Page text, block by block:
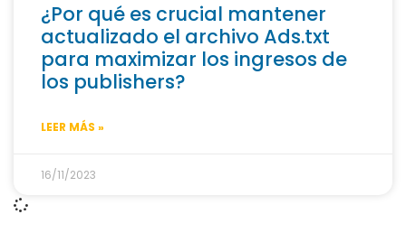
¿Por qué es crucial mantener
actualizado el archivo Ads.txt
para maximizar los ingresos de
los publishers?
LEER MÁS »
16/11/2023